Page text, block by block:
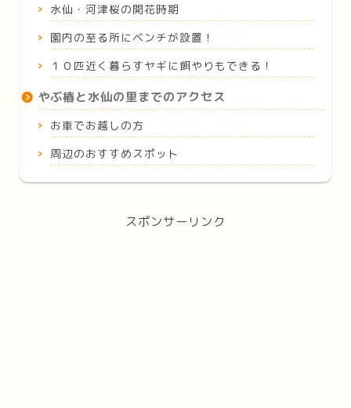
水仙・河津桜の開花時期
園内の至る所にベンチが設置！
１０匹近く暮らすヤギに餌やりもできる！
やぶ椿と水仙の里までのアクセス
お車でお越しの方
周辺のおすすめスポット
スポンサーリンク